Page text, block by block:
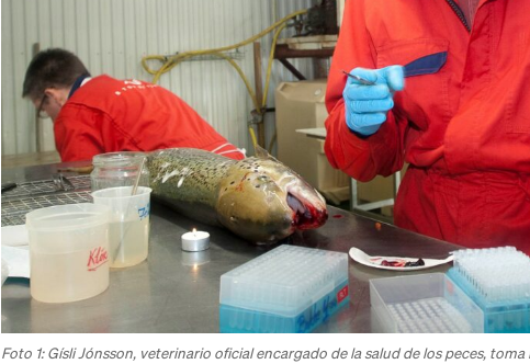
Foto 1: Gísli Jónsson, veterinario oficial encargado de la salud de los peces,